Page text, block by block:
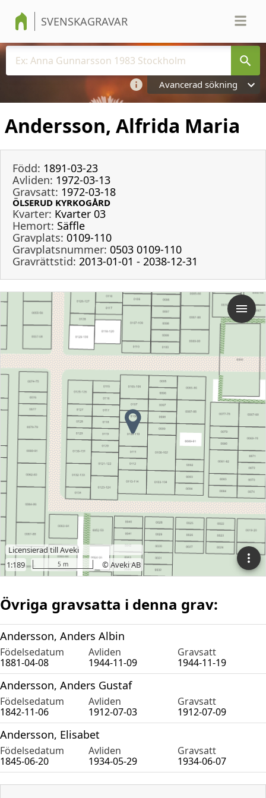
SVENSKAGRAVAR
Avancerad sökning
Andersson, Alfrida Maria
Född: 1891-03-23
Avliden: 1972-03-13
Gravsatt: 1972-03-18
ÖLSERUD KYRKOGÅRD
Kvarter: Kvarter 03
Hemort: Säffle
Gravplats: 0109-110
Gravplatsnummer: 0503 0109-110
Gravrättstid: 2013-01-01 - 2038-12-31
Övriga gravsatta i denna grav:
Andersson, Anders Albin
Födelsedatum Avliden
Gravsatt
1881-04-08
1944-11-09 1944-11-19
Andersson, Anders Gustaf
Födelsedatum Avliden
Gravsatt
1842-11-06
1912-07-03 1912-07-09
Andersson, Elisabet
Födelsedatum Avliden
Gravsatt
1845-06-20
1934-05-29 1934-06-07